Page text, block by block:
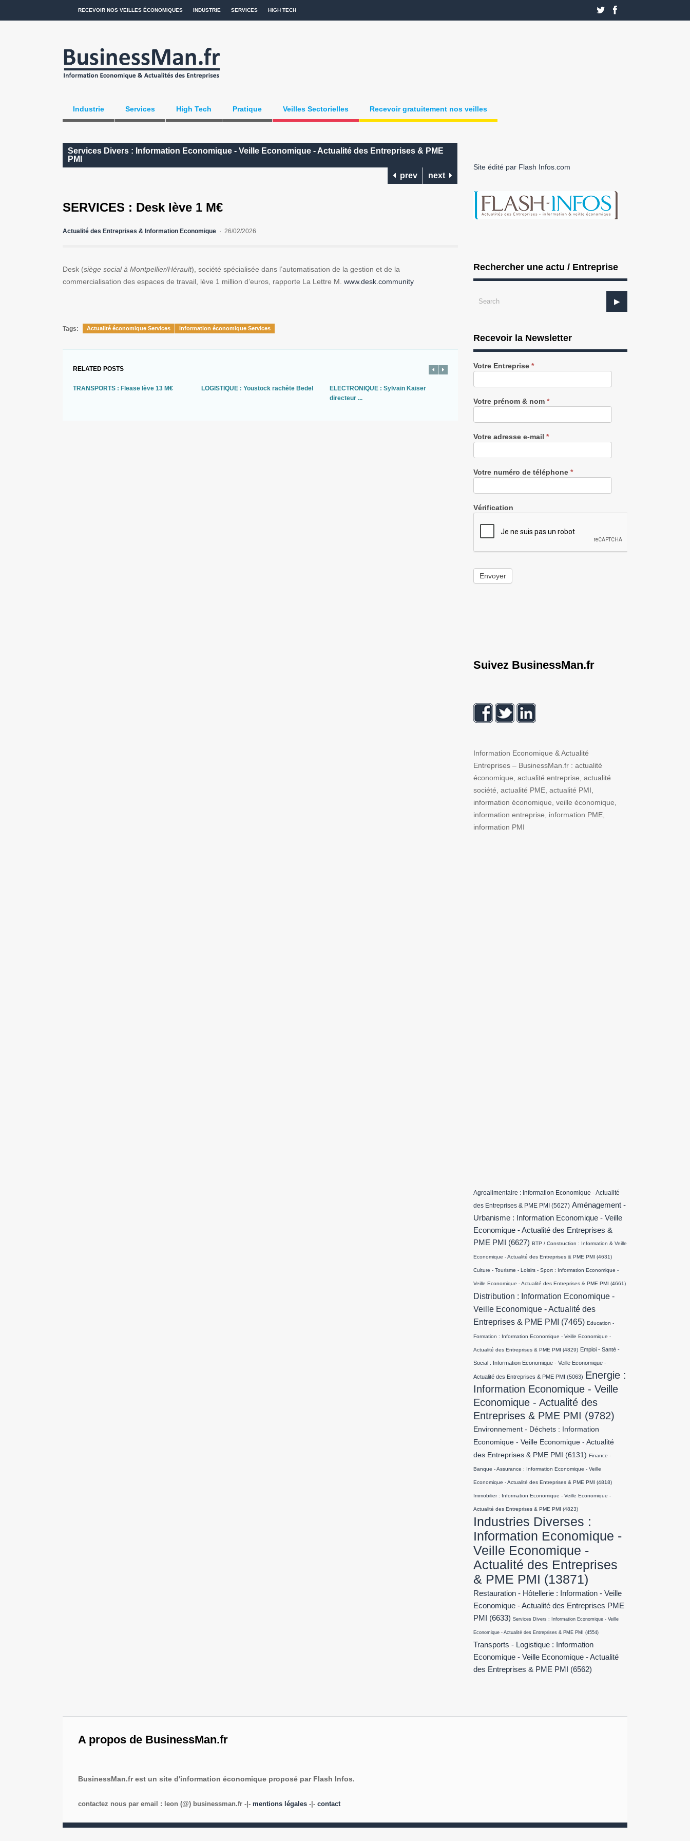
RECEVOIR NOS VEILLES ÉCONOMIQUES INDUSTRIE SERVICES HIGH TECH
Industrie Services High Tech Pratique Veilles Sectorielles Recevoir gratuitement nos veilles
Services Divers : Information Economique - Veille Economique - Actualité des Entreprises & PME
PMI
prev
next
SERVICES : Desk lève 1 M€
Actualité des Entreprises & Information Economique 26/02/2026
Desk (siège social à Montpellier/Hérault), société spécialisée dans l’automatisation de la gestion et de la
commercialisation des espaces de travail, lève 1 million d’euros, rapporte La Lettre M. www.desk.community
Tags: Actualité économique Services information économique Services
RELATED POSTS
TRANSPORTS : Flease lève 13 M€ LOGISTIQUE : Youstock rachète Bedel
ELECTRONIQUE : Sylvain Kaiser
directeur ...
LOGISTIQUE : Youstock rachète Bedel
SERVICES : MPM Group
Site édité par Flash Infos.com
Rechercher une actu / Entreprise
Recevoir la Newsletter
Recevez
notre
gratuitement
Votre Entreprise *
Votre prénom & nom *
Votre adresse e-mail *
Votre numéro de téléphone *
Vérification
Envoyer
Suivez BusinessMan.fr
Information Economique & Actualité
Entreprises – BusinessMan.fr : actualité
économique, actualité entreprise, actualité
société, actualité PME, actualité PMI,
information économique, veille économique,
information entreprise, information PME,
information PMI
Agroalimentaire : Information Economique - Actualité
des Entreprises & PME PMI (5627) Aménagement -
Urbanisme : Information Economique - Veille
Economique - Actualité des Entreprises &
PME PMI
(6627) BTP / Construction : Information & Veille
Economique - Actualité des Entreprises & PME PMI (4631)
Culture - Tourisme - Loisirs - Sport : Information Economique -
Veille Economique - Actualité des Entreprises & PME PMI (4661)
Distribution : Information Economique -
Veille Economique - Actualité des
Entreprises & PME PMI (7465) Education -
Formation : Information Economique - Veille Economique -
Actualité des Entreprises & PME PMI (4829) Emploi - Santé -
Social : Information Economique - Veille Economique -
Actualité des Entreprises & PME PMI (5063) Energie :
Information Economique - Veille
Economique - Actualité des
Entreprises & PME PMI (9782)
Environnement - Déchets : Information
Economique - Veille Economique - Actualité
des Entreprises & PME PMI
(6131) Finance -
Banque - Assurance : Information Economique - Veille
Economique - Actualité des Entreprises & PME PMI (4818)
Immobilier : Information Economique - Veille Economique -
Actualité des Entreprises & PME PMI (4823)
Industries Diverses :
Information Economique -
Veille Economique -
Actualité des Entreprises
& PME PMI (13871)
Restauration - Hôtellerie : Information - Veille
Economique - Actualité des Entreprises PME
PMI
(6633) Services Divers : Information Economique - Veille
Economique - Actualité des Entreprises & PME PMI (4554)
Transports - Logistique : Information
Economique - Veille Economique - Actualité
des Entreprises & PME PMI
(6562)
A propos de BusinessMan.fr
BusinessMan.fr est un site d'information économique proposé par Flash Infos.
contactez nous par email : leon (@) businessman.fr -|- mentions légales -|- contact